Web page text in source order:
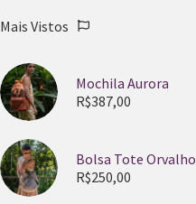
Mais Vistos
Mochila Aurora
R$387,00
Bolsa Tote Orvalho
R$250,00